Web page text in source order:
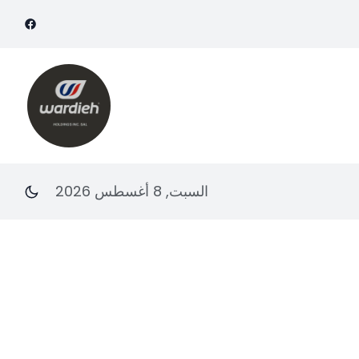
السبت, 8 أغسطس 2026